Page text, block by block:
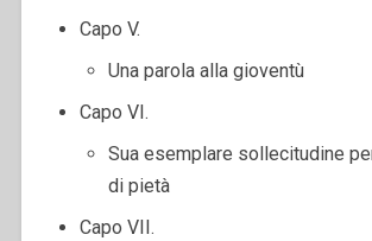
Capo V.
Una parola alla gioventù
Capo VI.
Sua esemplare sollecitudine
di pietà
Capo VII.